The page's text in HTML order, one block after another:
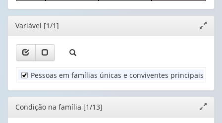
responsável
pela
da
(possui
apenas
1
valor):
Unidade
Territorial
(1)
instrução
pessoa
responsá...
(1)
pessoa
responsável
pel...
(1)
Editor
janela
Variável [1/1]
Pessoas em famílias únicas e conviventes principais
Editor
janela
Condição na família [1/13]